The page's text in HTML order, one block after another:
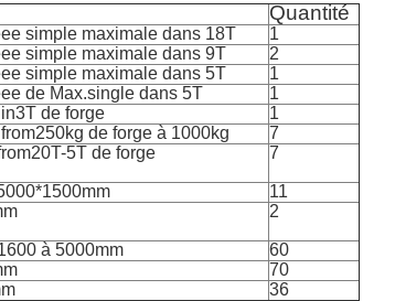
Quantité
simple maximale dans 18T
1
simple maximale dans 9T
2
simple maximale dans 5T
1
de Max.single dans 5T
1
de forge
1
de forge à 1000kg
7
5T de forge 7
11
2
à 5000mm
60
70
36